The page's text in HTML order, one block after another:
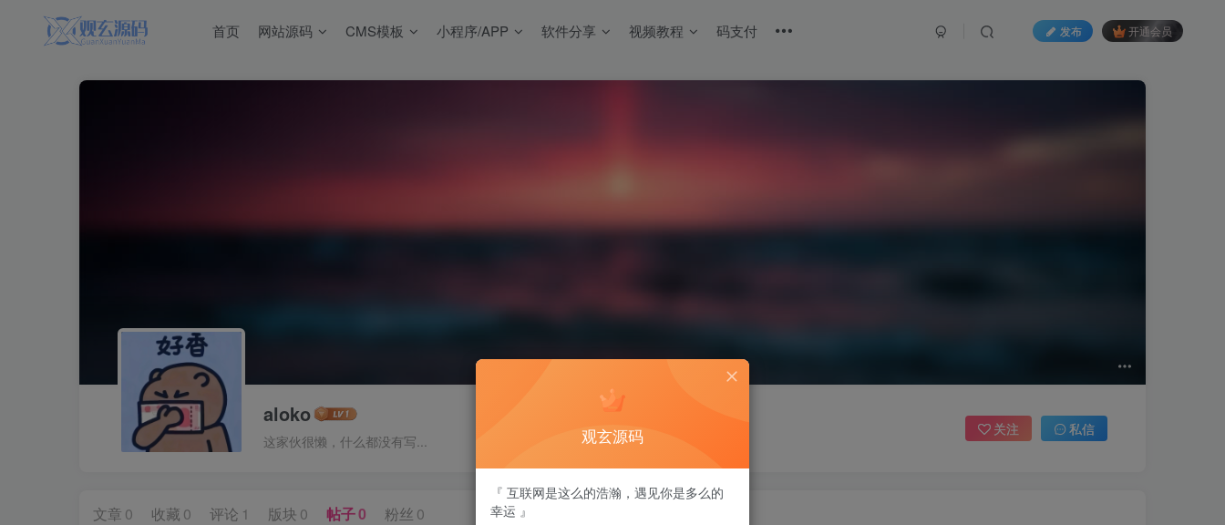
首页 网站源码 CMS模板 小程序/APP 软件分享 视频教程 码支付 发布 开通会员
aloko
这家伙很懒，什么都没有写...
关注 私信
文章 0 收藏 0 评论 1 版块 0 帖子0 粉丝 0
观玄源码
『 互联网是这么的浩瀚，遇见你是多么的
幸运 』